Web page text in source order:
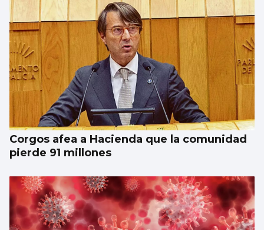
Corgos afea a Hacienda que la comunidad
pierde 91 millones